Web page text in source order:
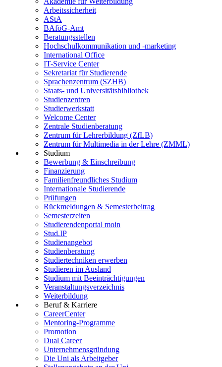
Arbeitssicherheit
AStA
BAföG-Amt
Beratungsstellen
Hochschulkommunikation und -marketing
International Office
IT-Service Center
Sekretariat für Studierende
Sprachenzentrum (SZHB)
Staats- und Universitätsbibliothek
Studienzentren
Studierwerkstatt
Welcome Center
Zentrale Studienberatung
Zentrum für Lehrerbildung (ZfLB)
Zentrum für Multimedia in der Lehre (ZMML)
Studium
Bewerbung & Einschreibung
Finanzierung
Familienfreundliches Studium
Internationale Studierende
Prüfungen
Rückmeldungen & Semesterbeitrag
Semesterzeiten
Studierendenportal moin
Stud.IP
Studienangebot
Studienberatung
Studiertechniken erwerben
Studieren im Ausland
Studium mit Beeinträchtigungen
Veranstaltungsverzeichnis
Weiterbildung
Beruf & Karriere
CareerCenter
Mentoring-Programme
Promotion
Dual Career
Unternehmensgründung
Die Uni als Arbeitgeber